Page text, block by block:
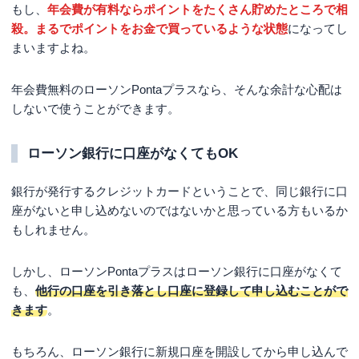
もし、 年会費が有料ならポイントをたくさん貯めたところで相
殺。まるでポイントをお金で買っているような状態になってし
まいますよね。
年会費無料のローソンPontaプラスなら、そんな余計な心配は
しないで使うことができます。
ローソン銀行に口座がなくてもOK
銀行が発行するクレジットカードということで、同じ銀行に口
座がないと申し込めないのではないかと思っている方もいるか
もしれません。
しかし、ローソンPontaプラスはローソン銀行に口座がなくて
も、 他行の口座を引き落とし口座に登録して申し込むことがで
きます。
もちろん、ローソン銀行に新規口座を開設してから申し込んで